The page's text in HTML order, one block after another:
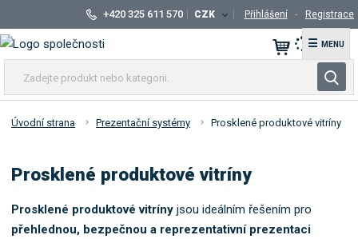
+420 325 611 570 CZK Přihlášení Registrace
d
e
e
r
o
y
☰
Úvodní strana Prezentační systémy Prosklené produktové vitríny
Prosklené produktové vitríny
Prosklené produktové vitríny jsou ideálním řešením pro
přehlednou, bezpečnou a reprezentativní prezentaci